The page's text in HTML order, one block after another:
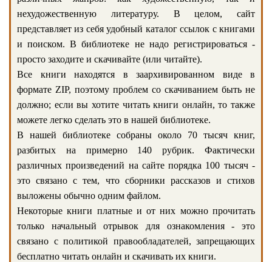
нехудожественную литературу. В целом, сайт
представляет из себя удобный каталог ссылок с книгами
и поиском. В библиотеке не надо регистрироваться -
просто заходите и скачивайте (или читайте).
Все книги находятся в заархивированном виде в
формате ZIP, поэтому проблем со скачиванием быть не
должно; если вы хотите читать книги онлайн, то также
можете легко сделать это в нашей библиотеке.
В нашей библиотеке собраны около 70 тысяч книг,
разбитых на примерно 140 рубрик. Фактически
различных произведений на сайте порядка 100 тысяч -
это связано с тем, что сборники рассказов и стихов
выложены обычно одним файлом.
Некоторые книги платные и от них можно прочитать
только начальный отрывок для ознакомления - это
связано с политикой правообладателей, запрещающих
бесплатно читать онлайн и скачивать их книги.